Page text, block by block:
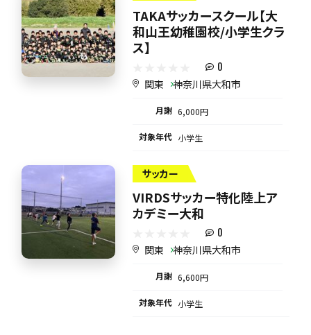
TAKAサッカースクール【大
和山王幼稚園校/小学生クラ
ス】
0
関東 神奈川県大和市
月謝 6,000円
対象年代 小学生
サッカー
VIRDSサッカー特化陸上ア
カデミー大和
0
関東 神奈川県大和市
月謝 6,600円
対象年代 小学生